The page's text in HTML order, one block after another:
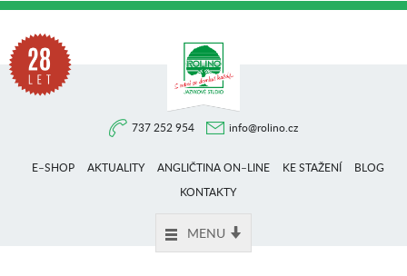
737 252 954 info@rolino.cz
E–SHOP AKTUALITY ANGLIČTINA ON–LINE KE STAŽENÍ
BLOG
KONTAKTY
MENU